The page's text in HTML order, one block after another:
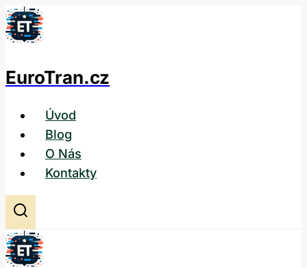
Přeskočit
na
EuroTran.cz
Úvod
Blog
O Nás
Kontakty